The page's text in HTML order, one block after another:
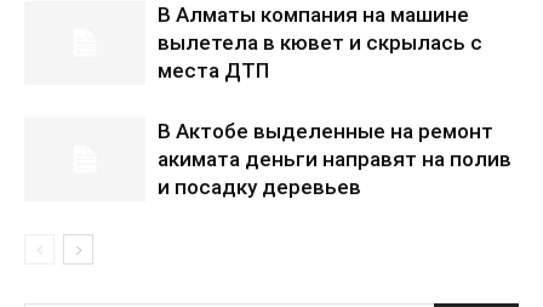
В Алматы компания на машине
вылетела в кювет и скрылась с
места ДТП
В Актобе выделенные на ремонт
акимата деньги направят на полив
и посадку деревьев